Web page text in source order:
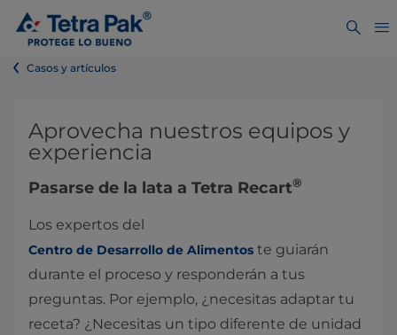
Casos y artículos
Aprovecha nuestros equipos y
experiencia
Pasarse de la lata a Tetra Recart®
Los expertos del
Centro de Desarrollo de Alimentos te guiarán
durante el proceso y responderán a tus
preguntas. Por ejemplo, ¿necesitas adaptar tu
receta? ¿Necesitas un tipo diferente de unidad